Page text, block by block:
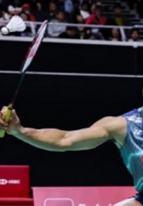
राजनीति